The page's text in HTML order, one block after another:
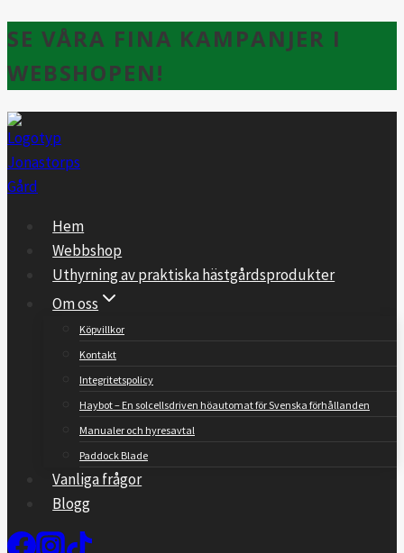
Skip
content
SE VÅRA FINA KAMPANJER I
WEBSHOPEN!
Hem
Webbshop
Uthyrning av praktiska hästgårdsprodukter
Om oss
Köpvillkor
Kontakt
Integritetspolicy
Haybot – En solcellsdriven höautomat för Svenska förhållanden
Manualer och hyresavtal
Paddock Blade
Vanliga frågor
Blogg